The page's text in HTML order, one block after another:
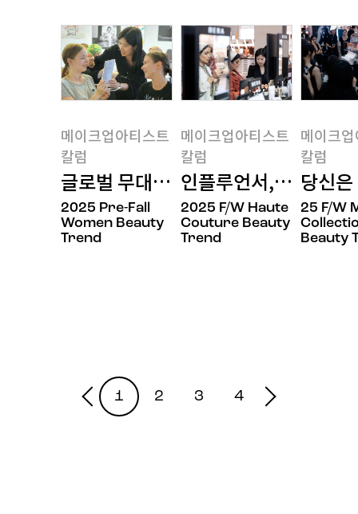
메이크업아티스트칼
럼
메이크업아티스트
칼럼
글로벌 무대에서 빛나는 서울뷰티
2025 Pre-Fall
Women Beauty
Trend
메이크업아티스트칼
럼
메이크업아티스트
칼럼
인플루언서, 경력자
2025 F/W Haute
Couture Beauty
Trend
메이크업
럼
메이크
칼럼
당신
25 F/W
Beauty
1 2 3 4